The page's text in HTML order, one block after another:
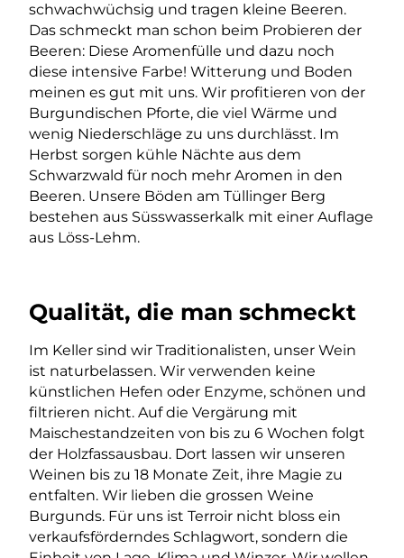
schwachwüchsig und tragen kleine Beeren.
Das schmeckt man schon beim Probieren der
Beeren: Diese Aromenfülle und dazu noch
diese intensive Farbe! Witterung und Boden
meinen es gut mit uns. Wir profitieren von der
Burgundischen Pforte, die viel Wärme und
wenig Niederschläge zu uns durchlässt. Im
Herbst sorgen kühle Nächte aus dem
Schwarzwald für noch mehr Aromen in den
Beeren. Unsere Böden am Tüllinger Berg
bestehen aus Süsswasserkalk mit einer Auflage
aus Löss-Lehm.
Qualität, die man schmeckt
Im Keller sind wir Traditionalisten, unser Wein
ist naturbelassen. Wir verwenden keine
künstlichen Hefen oder Enzyme, schönen und
filtrieren nicht. Auf die Vergärung mit
Maischestandzeiten von bis zu 6 Wochen folgt
der Holzfassausbau. Dort lassen wir unseren
Weinen bis zu 18 Monate Zeit, ihre Magie zu
entfalten. Wir lieben die grossen Weine
Burgunds. Für uns ist Terroir nicht bloss ein
verkaufsförderndes Schlagwort, sondern die